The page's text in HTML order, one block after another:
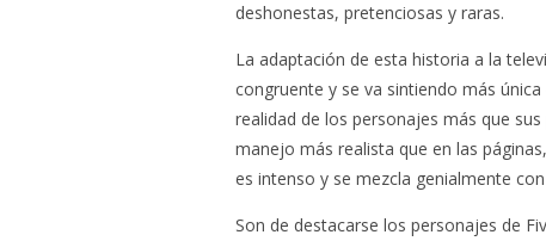
deshonestas, pretenciosas y raras.
La adaptación de esta historia a la
congruente y se va sintiendo más
realidad de los personajes más que
manejo más realista que en las
es intenso y se mezcla genialmente
Son de destacarse los personajes de